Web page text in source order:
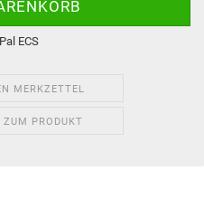
MERKZETTEL
ZUM PRODUKT